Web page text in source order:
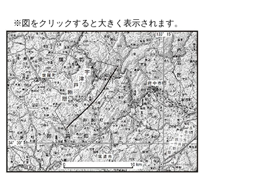
※図をクリックすると大きく表示されます。